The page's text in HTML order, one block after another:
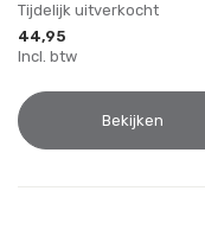
Tijdelijk uitverkocht
44,95
Incl. btw
Bekijken